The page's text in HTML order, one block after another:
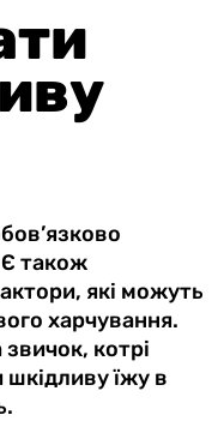
Є також
які можуть
харчування.
котрі
їжу в